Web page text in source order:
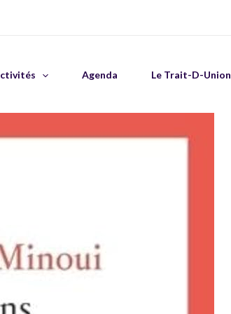
Agenda Le Trait-D-Union